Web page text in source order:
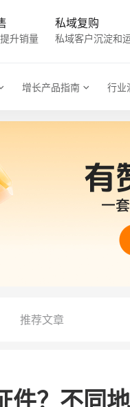
升销量
私域复购
私域客户沉淀和
增长产品指南 行业
推荐文章
件？不同 母婴